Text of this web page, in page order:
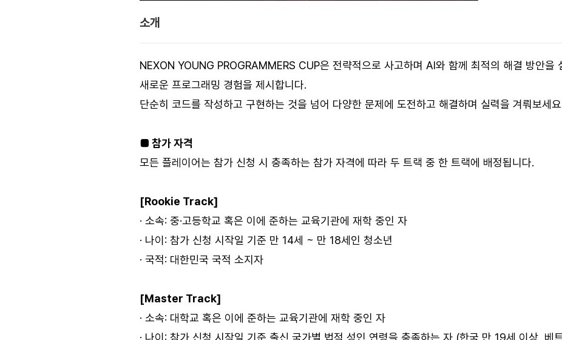
소개
NEXON YOUNG PROGRAMMERS CUP은 전략적으로 사고하며 AI와 함께 최적의 해결 방안을
새로운 프로그래밍 경험을 제시합니다.
단순히 코드를 작성하고 구현하는 것을 넘어 다양한 문제에 도전하고 해결하며 실력을 겨뤄보세
■ 참가 자격
모든 플레이어는 참가 신청 시 충족하는 참가 자격에 따라 두 트랙 중 한 트랙에 배정됩니다.
[Rookie Track]
· 소속: 중·고등학교 혹은 이에 준하는 교육기관에 재학 중인 자
· 나이: 참가 신청 시작일 기준 만 14세 ~ 만 18세인 청소년
· 국적: 대한민국 국적 소지자
[Master Track]
· 소속: 대학교 혹은 이에 준하는 교육기관에 재학 중인 자
· 나이: 참가 신청 시작일 기준 출신 국가별 법적 성인 연령을 충족하는 자 (한국 만 19세 이상, 베